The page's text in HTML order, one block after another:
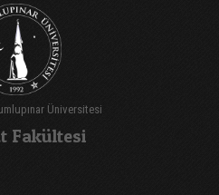
Üniversitesi
Fakültesi